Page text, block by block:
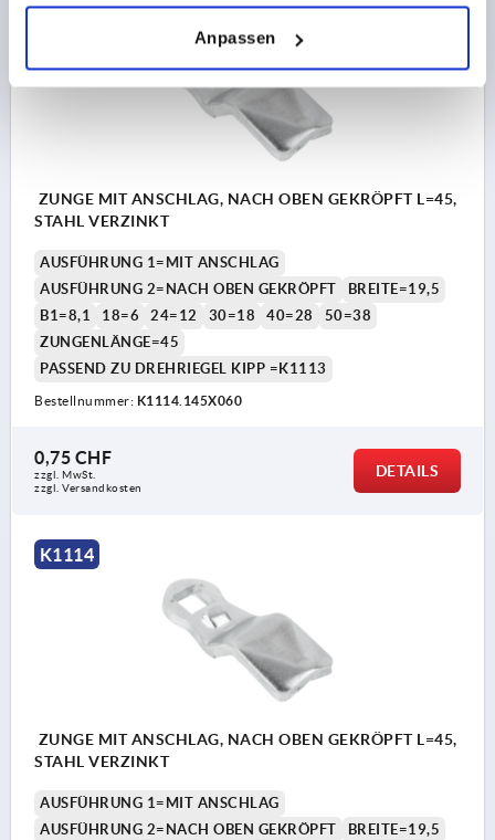
Anpassen
K1114
ZUNGE MIT ANSCHLAG, NACH OBEN GEKRÖPFT L=45,
STAHL VERZINKT
AUSFÜHRUNG 1=MIT ANSCHLAG
AUSFÜHRUNG 2=NACH OBEN GEKRÖPFT
BREITE=19,5
B1=8,1
18=6 24=12 30=18 40=28
50=38
ZUNGENLÄNGE=45
PASSEND ZU DREHRIEGEL KIPP =K1113
Bestellnummer: K1114.145X060
0,75 CHF
zzgl. MwSt.
zzgl. Versandkosten
DETAILS
K1114
ZUNGE MIT ANSCHLAG, NACH OBEN GEKRÖPFT L=45,
STAHL VERZINKT
AUSFÜHRUNG 1=MIT ANSCHLAG
AUSFÜHRUNG 2=NACH OBEN GEKRÖPFT
BREITE=19,5